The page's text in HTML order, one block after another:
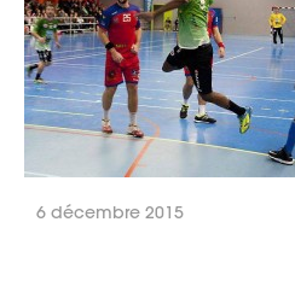
6 décembre 2015